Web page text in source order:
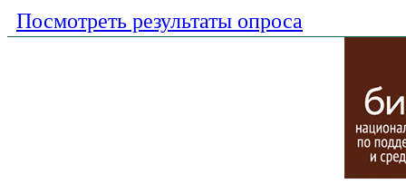
Посмотреть результаты опроса